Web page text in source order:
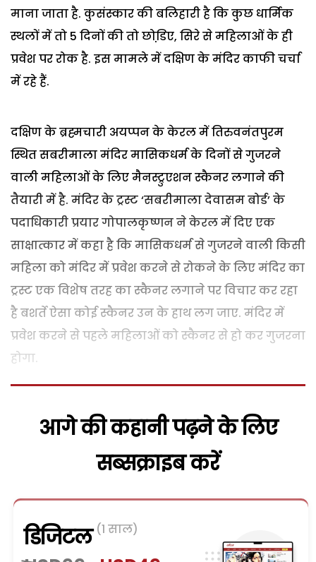
माना जाता है. कुसंस्कार की बलिहारी है कि कुछ धार्मिक
स्थलों में तो 5 दिनों की तो छोडि़ए, सिरे से महिलाओं के ही
प्रवेश पर रोक है. इस मामले में दक्षिण के मंदिर काफी चर्चा
में रहे हैं.
दक्षिण के ब्रह्मचारी अयप्पन के केरल में तिरुवनंतपुरम
स्थित सबरीमाला मंदिर मासिकधर्म के दिनों से गुजरने
वाली महिलाओं के लिए मैनस्ट्रुएशन स्कैनर लगाने की
तैयारी में है. मंदिर के ट्रस्ट ‘सबरीमाला देवासम बोर्ड’ के
पदाधिकारी प्रयार गोपालकृष्णन ने केरल में दिए एक
साक्षात्कार में कहा है कि मासिकधर्म से गुजरने वाली किसी
महिला को मंदिर में प्रवेश करने से रोकने के लिए मंदिर का
ट्रस्ट एक विशेष तरह का स्कैनर लगाने पर विचार कर रहा
है बशर्ते ऐसा कोई स्कैनर उन के हाथ लग जाए. मंदिर में
प्रवेश करने से पहले महिलाओं को स्कैनर से हो कर गुजरना
होगा.
आगे की कहानी पढ़ने के लिए
सब्सक्राइब करें
डिजिटल (1 साल)